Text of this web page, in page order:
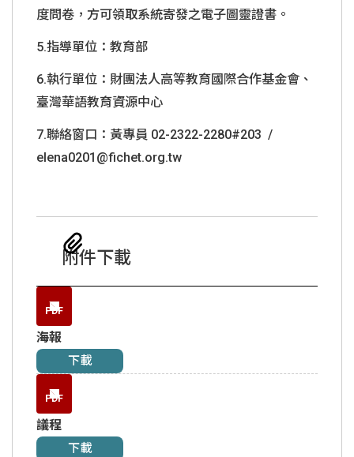
度問卷，方可領取系統寄發之電子圖靈證書。
5.指導單位：教育部
6.執行單位：財團法人高等教育國際合作基金會、
臺灣華語教育資源中心
7.聯絡窗口：黃專員 02-2322-2280#203 /
elena0201@fichet.org.tw
附件下載
PDF
海報
下載
PDF
議程
下載